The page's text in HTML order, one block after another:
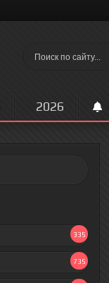
2026
335
735